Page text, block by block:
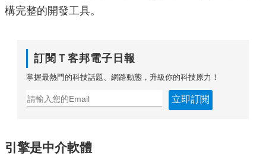
構完整的開發工具。
訂閱Ｔ客邦電子日報
掌握最熱門的科技話題、網路動態，升級你的科技原力！
立即訂閱
引擎是中介軟體